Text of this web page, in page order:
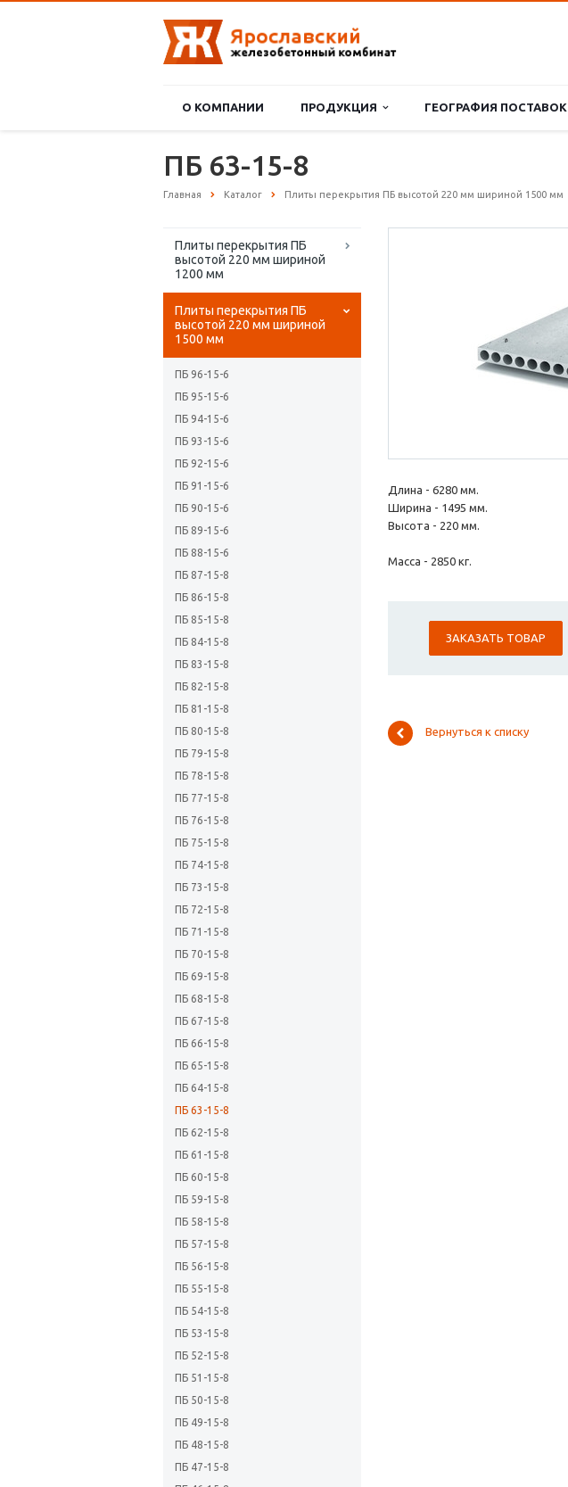
О КОМПАНИИ ПРОДУКЦИЯ ГЕОГРАФИЯ ПОСТАВОК
ПБ 63-15-8
Главная Каталог Плиты перекрытия ПБ высотой 220 мм шириной 1500 мм
Плиты перекрытия ПБ
высотой 220 мм шириной
1200 мм
Плиты перекрытия ПБ
высотой 220 мм шириной
1500 мм
ПБ 96-15-6
ПБ 95-15-6
ПБ 94-15-6
ПБ 93-15-6
ПБ 92-15-6
ПБ 91-15-6
ПБ 90-15-6
ПБ 89-15-6
ПБ 88-15-6
ПБ 87-15-8
ПБ 86-15-8
ПБ 85-15-8
ПБ 84-15-8
ПБ 83-15-8
ПБ 82-15-8
ПБ 81-15-8
ПБ 80-15-8
ПБ 79-15-8
ПБ 78-15-8
ПБ 77-15-8
ПБ 76-15-8
ПБ 75-15-8
ПБ 74-15-8
ПБ 73-15-8
ПБ 72-15-8
ПБ 71-15-8
ПБ 70-15-8
ПБ 69-15-8
ПБ 68-15-8
ПБ 67-15-8
ПБ 66-15-8
ПБ 65-15-8
ПБ 64-15-8
ПБ 63-15-8
ПБ 62-15-8
ПБ 61-15-8
ПБ 60-15-8
ПБ 59-15-8
ПБ 58-15-8
ПБ 57-15-8
ПБ 56-15-8
ПБ 55-15-8
ПБ 54-15-8
ПБ 53-15-8
ПБ 52-15-8
ПБ 51-15-8
ПБ 50-15-8
ПБ 49-15-8
ПБ 48-15-8
ПБ 47-15-8
Длина - 6280 мм.
Ширина - 1495 мм.
Высота - 220 мм.
Масса - 2850 кг.
ЗАКАЗАТЬ ТОВАР
Вернуться к списку